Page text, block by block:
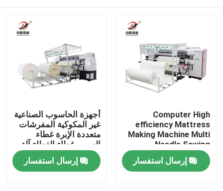
المنزل
Computer High
efficiency Mattress
Making Machine Multi
Needle Sewing
Machine
إرسال استفسار
أجهزة الحاسوب الصناعية
غير المكوكية المفرشات
متعددة الإبرة غطاء
السرير غطاء الغطاء آلة
الخياطة
إرسال استفسار